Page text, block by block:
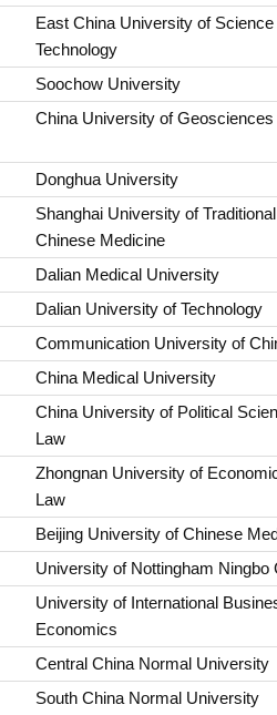
East China University of Science
Technology
Soochow University
China University of Geosciences
Donghua University
Shanghai University of Traditional
Chinese Medicine
Dalian Medical University
Dalian University of Technology
Communication University of
China Medical University
China University of Political
Law
Zhongnan University of
Law
Beijing University of Chinese
University of Nottingham Ningbo
University of International
Economics
Central China Normal University
South China Normal University